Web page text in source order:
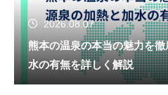
2026.08.07
熊本の温泉の本当の魅力を
水の有無を詳しく解説